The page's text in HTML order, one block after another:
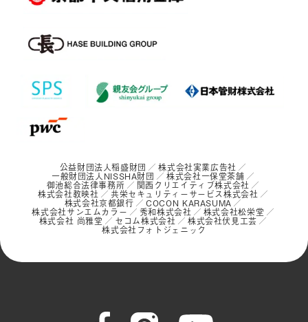
公益財団法人稲盛財団 株式会社実業広告社
一般財団法人NISSHA財団 株式会社一保堂茶舗
御池総合法律事務所 関西クリエイティブ株式会社
株式会社教映社 共栄セキュリティーサービス株式会社
株式会社京都銀行 COCON KARASUMA
株式会社サンエムカラー 秀和株式会社 株式会社松栄堂
株式会社 尚雅堂 セコム株式会社 株式会社伏見工芸
株式会社フォトジェニック